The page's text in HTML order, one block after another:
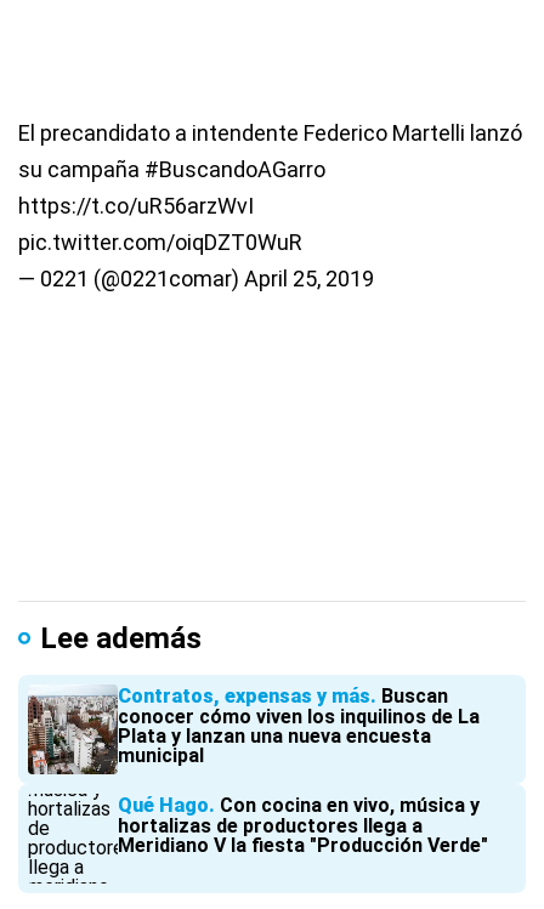
El precandidato a intendente Federico Martelli lanzó
su campaña #BuscandoAGarro
https://t.co/uR56arzWvI
pic.twitter.com/oiqDZT0WuR
— 0221 (@0221comar) April 25, 2019
Lee además
Contratos, expensas y más Buscan
conocer cómo viven los inquilinos de La
Plata y lanzan una nueva encuesta
municipal
Qué Hago Con cocina en vivo, música y
hortalizas de productores llega a
Meridiano V la fiesta "Producción Verde"